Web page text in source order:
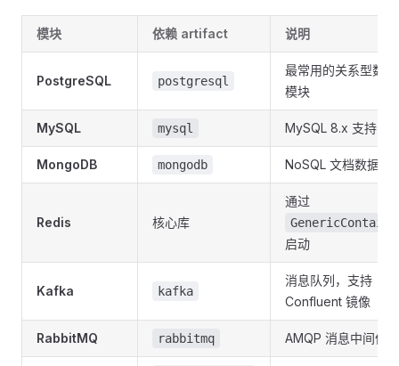
模块 依赖 artifact 说明
PostgreSQL postgresql
最常用的关系型数
模块
MySQL mysql MySQL 8.x 支持
MongoDB mongodb NoSQL 文档数据库
Redis 核心库
通过
启动
Kafka kafka
消息队列，支持
Confluent 镜像
RabbitMQ rabbitmq AMQP 消息中间件